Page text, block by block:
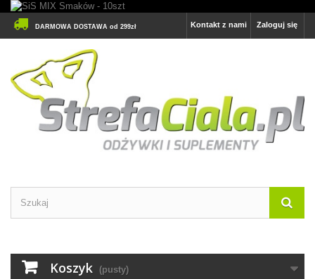
Zaloguj się
Kontakt z nami
DARMOWA DOSTAWA od 299zł
Koszyk (pusty)